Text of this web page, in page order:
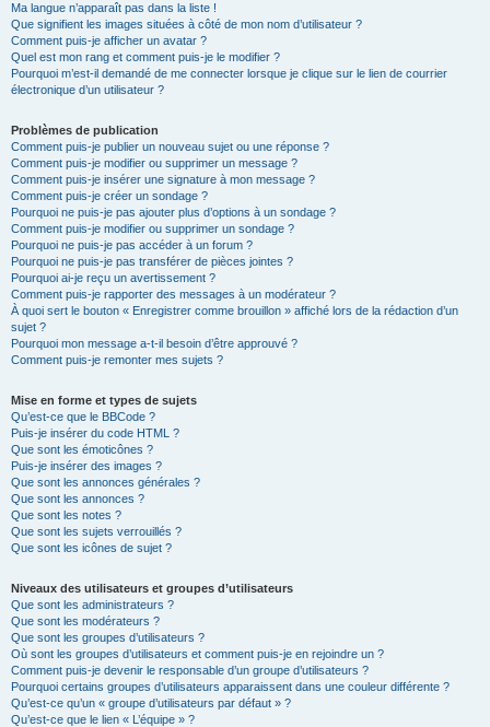
Ma langue n’apparaît pas dans la liste !
Que signifient les images situées à côté de mon nom d’utilisateur ?
Comment puis-je afficher un avatar ?
Quel est mon rang et comment puis-je le modifier ?
Pourquoi m’est-il demandé de me connecter lorsque je clique sur le lien de courrier
électronique d’un utilisateur ?
Problèmes de publication
Comment puis-je publier un nouveau sujet ou une réponse ?
Comment puis-je modifier ou supprimer un message ?
Comment puis-je insérer une signature à mon message ?
Comment puis-je créer un sondage ?
Pourquoi ne puis-je pas ajouter plus d’options à un sondage ?
Comment puis-je modifier ou supprimer un sondage ?
Pourquoi ne puis-je pas accéder à un forum ?
Pourquoi ne puis-je pas transférer de pièces jointes ?
Pourquoi ai-je reçu un avertissement ?
Comment puis-je rapporter des messages à un modérateur ?
À quoi sert le bouton « Enregistrer comme brouillon » affiché lors de la rédaction d’un
sujet ?
Pourquoi mon message a-t-il besoin d’être approuvé ?
Comment puis-je remonter mes sujets ?
Mise en forme et types de sujets
Qu’est-ce que le BBCode ?
Puis-je insérer du code HTML ?
Que sont les émoticônes ?
Puis-je insérer des images ?
Que sont les annonces générales ?
Que sont les annonces ?
Que sont les notes ?
Que sont les sujets verrouillés ?
Que sont les icônes de sujet ?
Niveaux des utilisateurs et groupes d’utilisateurs
Que sont les administrateurs ?
Que sont les modérateurs ?
Que sont les groupes d’utilisateurs ?
Où sont les groupes d’utilisateurs et comment puis-je en rejoindre un ?
Comment puis-je devenir le responsable d’un groupe d’utilisateurs ?
Pourquoi certains groupes d’utilisateurs apparaissent dans une couleur différente ?
Qu’est-ce qu’un « groupe d’utilisateurs par défaut » ?
Qu’est-ce que le lien « L’équipe » ?